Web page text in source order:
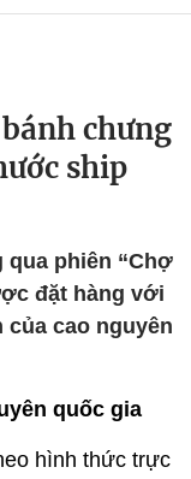
chưng
ship
qua phiên “Chợ
đặt hàng với
của cao nguyên
quốc gia
hình thức trực